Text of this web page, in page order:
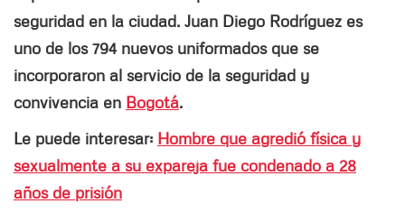
seguridad en la ciudad. Juan Diego Rodríguez es
uno de los 794 nuevos uniformados que se
incorporaron al servicio de la seguridad y
convivencia en Bogotá.
Le puede interesar: Hombre que agredió física y
sexualmente a su expareja fue condenado a 28
años de prisión